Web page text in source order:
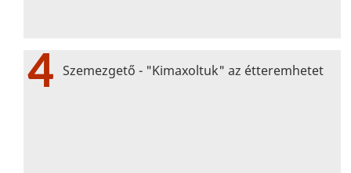
4 Szemezgető - "Kimaxoltuk" az étteremhetet